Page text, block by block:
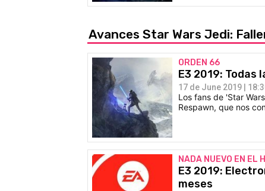
Avances Star Wars Jedi:
ORDEN 66
E3 2019: Todas
17 de June 2019 |
Los fans de 'Star
Respawn, que nos
NADA NUEVO EN EL
E3 2019:
meses